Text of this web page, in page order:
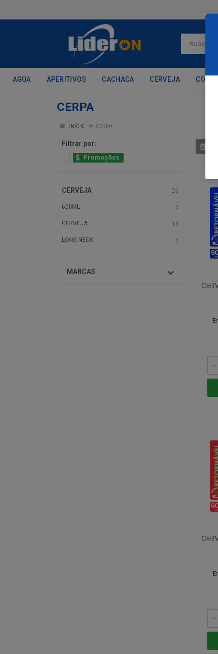
AGUA APERITIVOS CACHACA CERVEJA
CERPA
INÍCIO CERPA
Filtrar por:
Promoções
CERVEJA 26
600ML 6
CERVEJA 13
LONG NECK 6
MARCAS